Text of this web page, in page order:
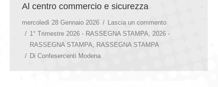
Al centro commercio e sicurezza
mercoledì 28 Gennaio 2026
Lascia un commento
1° Trimestre 2026 - RASSEGNA STAMPA
2026 -
RASSEGNA STAMPA
RASSEGNA STAMPA
Di Confesercenti Modena